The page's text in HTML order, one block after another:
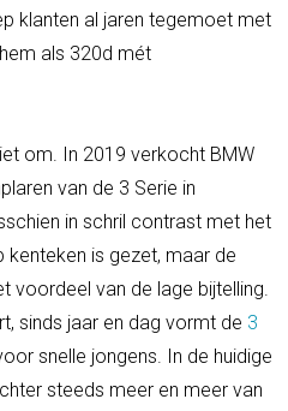
klanten al jaren tegemoet met
als 320d mét
om. In 2019 verkocht BMW
van de 3 Serie in
in schril contrast met het
kenteken is gezet, maar de
voordeel van de lage bijtelling.
sinds jaar en dag vormt de 3
snelle jongens. In de huidige
steeds meer en meer van